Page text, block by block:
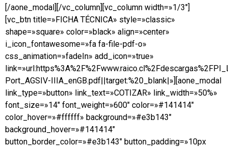
[/aone_modal][/vc_column][vc_column width=»1/3″]
[vc_btn title=»FICHA TÉCNICA» style=»classic»
shape=»square» color=»black» align=»center»
i_icon_fontawesome=»fa fa-file-pdf-o»
css_animation=»fadeIn» add_icon=»true»
Port_AGSIV-IIIA_enGB.pdf||target:%20_blank|»][aone_modal
link_type=»button» link_text=»COTIZAR» link_width=»50%»
font_size=»14″ font_weight=»600″ color=»#141414″
color_hover=»#ffffff» background=»#e3b143″
background_hover=»#141414″
button_border_color=»#e3b143″ button_padding=»10px